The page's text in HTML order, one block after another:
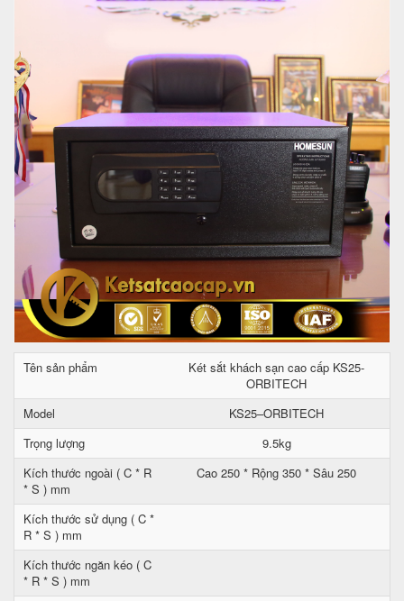
Tên sản phẩm
Két sắt khách sạn cao cấp KS25-
ORBITECH
Model
KS25–ORBITECH
Trọng lượng
9.5kg
Kích thước ngoài ( C * R
* S ) mm
Cao 250 * Rộng 350 * Sâu 250
Kích thước sử dụng ( C *
R * S ) mm
Kích thước ngăn kéo ( C
* R * S ) mm